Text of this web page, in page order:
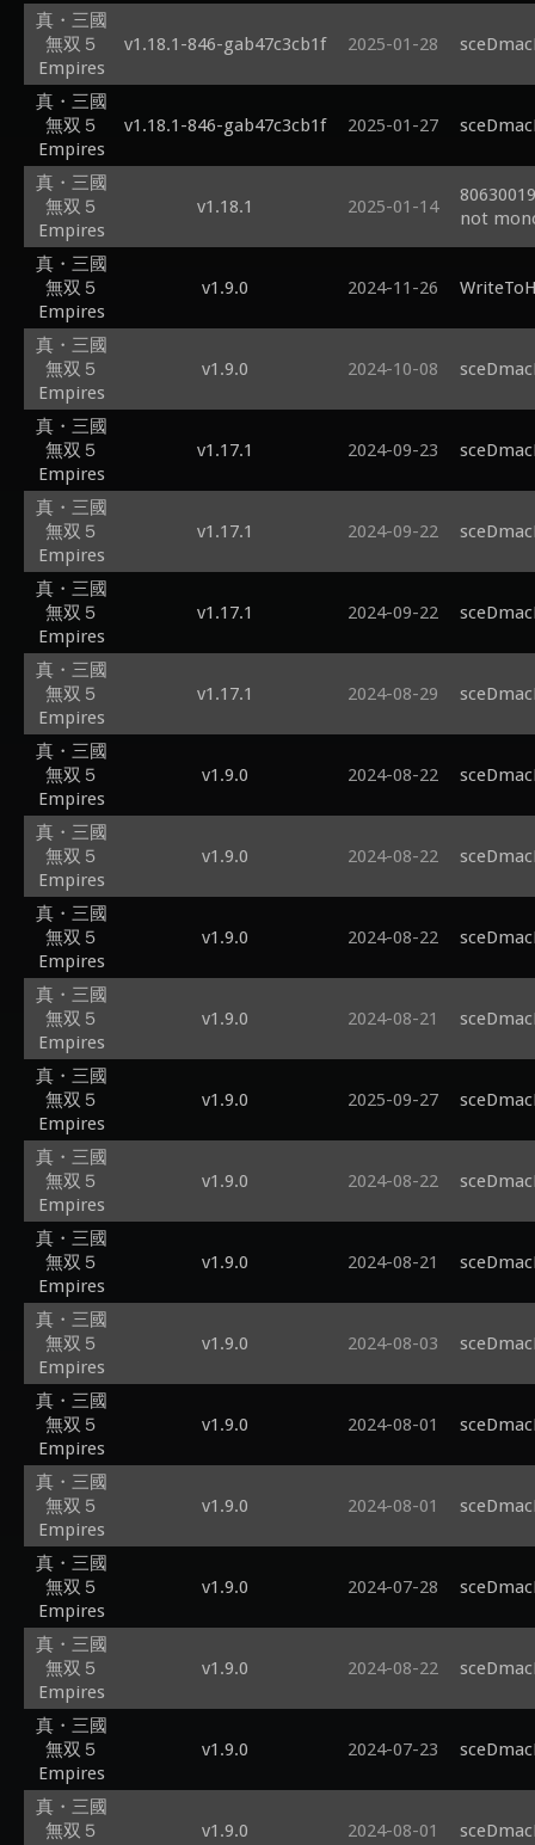
真・三國
無双５
Empires
v1.18.1-846-gab47c3cb1f 2025-01-28
真・三國
無双５
Empires
v1.18.1-846-gab47c3cb1f 2025-01-27
真・三國
無双５
Empires
v1.18.1 2025-01-14
not
真・三國
無双５
Empires
v1.9.0 2024-11-26
真・三國
無双５
Empires
v1.9.0 2024-10-08
真・三國
無双５
Empires
v1.17.1 2024-09-23
真・三國
無双５
Empires
v1.17.1 2024-09-22
真・三國
無双５
Empires
v1.17.1 2024-09-22
真・三國
無双５
Empires
v1.17.1 2024-08-29
真・三國
無双５
Empires
v1.9.0 2024-08-22
真・三國
無双５
Empires
v1.9.0 2024-08-22
真・三國
無双５
Empires
v1.9.0 2024-08-22
真・三國
無双５
Empires
v1.9.0 2024-08-21
真・三國
無双５
Empires
v1.9.0 2025-09-27
真・三國
無双５
Empires
v1.9.0 2024-08-22
真・三國
無双５
Empires
v1.9.0 2024-08-21
真・三國
無双５
Empires
v1.9.0 2024-08-03
真・三國
無双５
Empires
v1.9.0 2024-08-01
真・三國
無双５
Empires
v1.9.0 2024-08-01
真・三國
無双５
Empires
v1.9.0 2024-07-28
真・三國
無双５
Empires
v1.9.0 2024-08-22
真・三國
無双５
Empires
v1.9.0 2024-07-23
真・三國
無双５
v1.9.0 2024-08-01